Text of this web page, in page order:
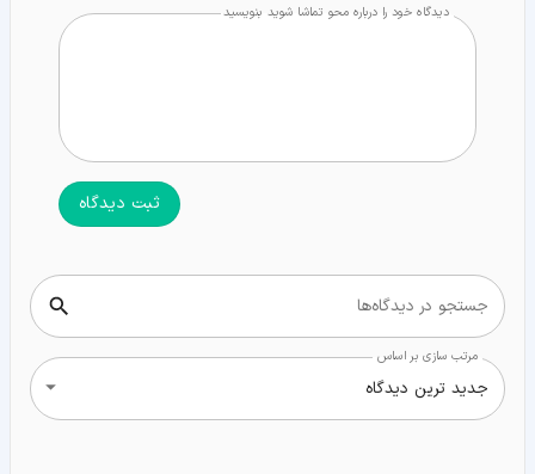
دیدگاه خود را درباره محو تماشا شوید بنویسید
ثبت دیدگاه
جستجو در دیدگاه‌ها
مرتب سازی بر اساس
جدید ترین دیدگاه